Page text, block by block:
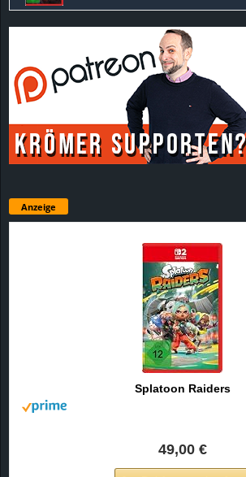
Anzeige
Splatoon Raiders
49,00 €